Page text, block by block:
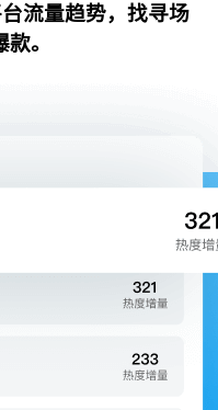
流量趋势，找寻场
。